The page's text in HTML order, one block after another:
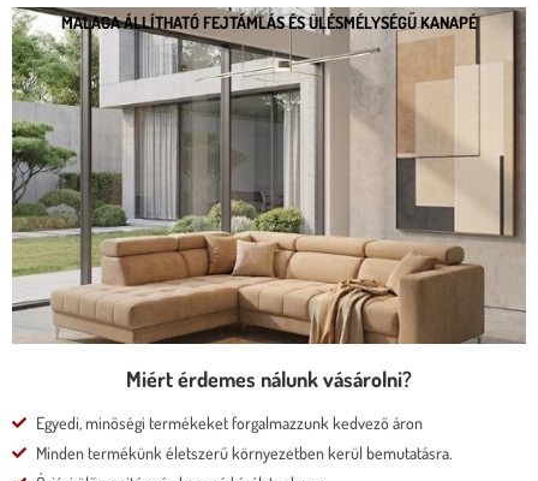
MALAGA ÁLLÍTHATÓ FEJTÁMLÁS ÉS ÜLÉSMÉLYSÉGŰ KANAPÉ
MALAGA ÁLLÍTHATÓ FEJTÁMLÁS ÉS
ÜLÉSMÉLYSÉGŰ KANAPÉ
* kedvező ár
* moduláris rendszer
* motoros állíthatóság
Megnézem
Miért érdemes nálunk vásárolni?
Egyedi, minőségi termékeket forgalmazzunk kedvező áron
Minden termékünk életszerű környezetben kerül bemutatásra.